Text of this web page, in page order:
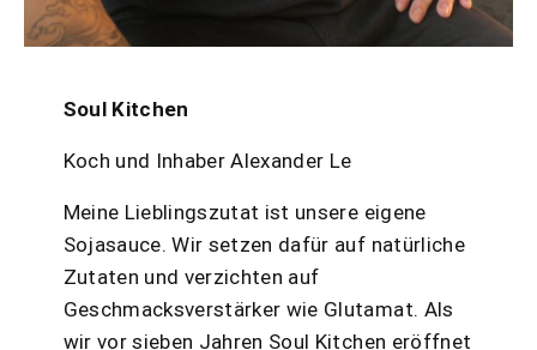
Soul Kitchen
Koch und Inhaber Alexander Le
Meine Lieblingszutat ist unsere eigene
Sojasauce. Wir setzen dafür auf natürliche
Zutaten und verzichten auf
Geschmacksverstärker wie Glutamat. Als
wir vor sieben Jahren Soul Kitchen eröffnet